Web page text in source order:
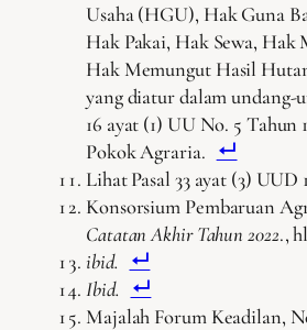
Usaha (HGU), Hak Guna
Hak Pakai, Hak Sewa, Hak
Hak Memungut Hasil
yang diatur dalam undang-
16 ayat (1) UU No. 5 Tahun
Pokok Agraria.
Lihat Pasal 33 ayat (3) UUD
Konsorsium Pembaruan
Catatan Akhir Tahun 2022.,
ibid.
Ibid.
Majalah Forum Keadilan,